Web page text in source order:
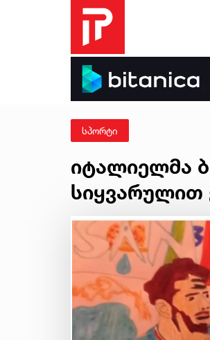
სპორტი
იტალიელმა